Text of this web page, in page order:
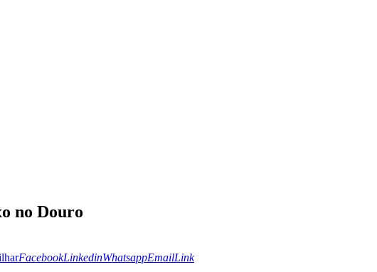
no Douro
FacebookLinkedinWhatsappEmailto
clipboard
Link